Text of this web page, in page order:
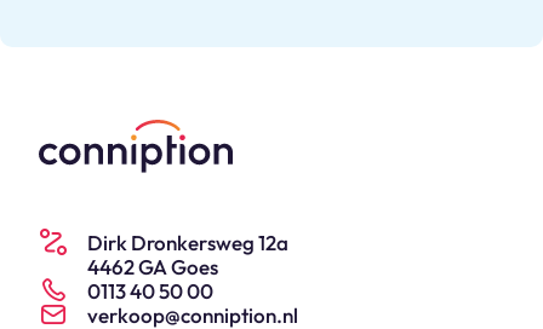
Dirk Dronkersweg 12a
4462 GA Goes
0113 40 50 00
verkoop@conniption.nl